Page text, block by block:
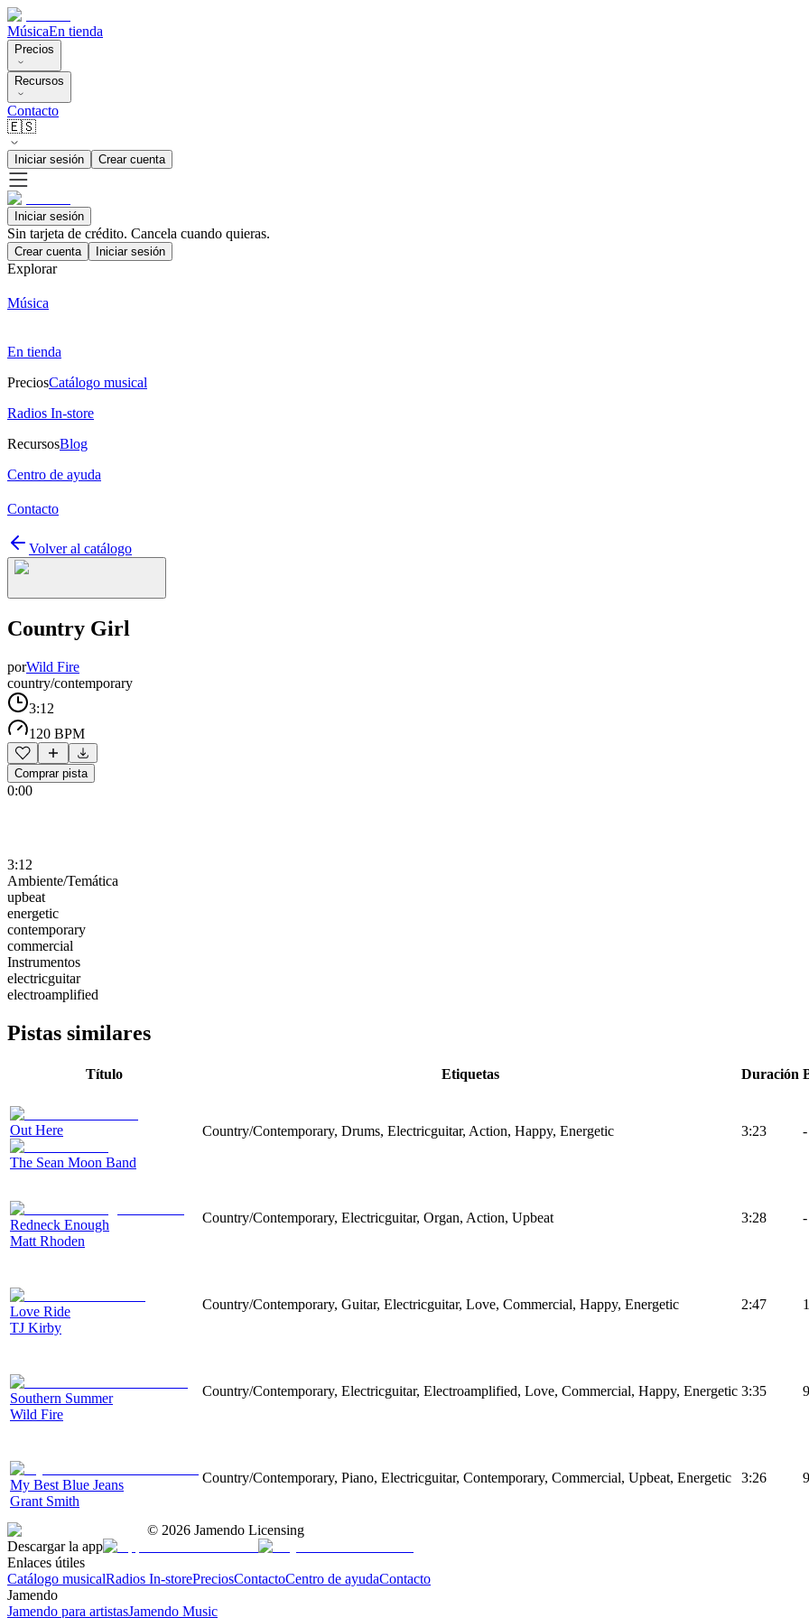
MúsicaEn tienda
Precios
Recursos
Contacto
🇪🇸
Iniciar sesión Crear cuenta
Iniciar sesión
Sin tarjeta de crédito. Cancela cuando quieras.
Crear cuenta Iniciar sesión
Explorar
Música
En tienda
PreciosCatálogo musical
Radios In-store
RecursosBlog
Centro de ayuda
Contacto
Volver al catálogo
Country Girl
porWild Fire
country/contemporary
3:12
120 BPM
Comprar pista
0:00
3:12
Ambiente/Temática
upbeat
energetic
contemporary
commercial
Instrumentos
electricguitar
electroamplified
Pistas similares
Título Etiquetas Duración
Out Here
The Sean Moon Band
Country/Contemporary, Drums, Electricguitar, Action, Happy, Energetic 3:23 -
Redneck Enough
Matt Rhoden
Country/Contemporary, Electricguitar, Organ, Action, Upbeat 3:28 -
Love Ride
TJ Kirby
Country/Contemporary, Guitar, Electricguitar, Love, Commercial, Happy, Energetic 2:47
Southern Summer
Wild Fire
Country/Contemporary, Electricguitar, Electroamplified, Love, Commercial, Happy, Energetic 3:35
My Best Blue Jeans
Grant Smith
Country/Contemporary, Piano, Electricguitar, Contemporary, Commercial, Upbeat, Energetic 3:26
© 2026 Jamendo Licensing
Descargar la app
Enlaces útiles
Catálogo musicalRadios In-storePreciosContactoCentro de ayudaContacto
Jamendo
Jamendo para artistasJamendo Music